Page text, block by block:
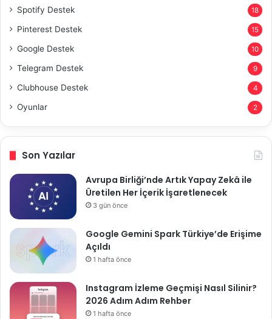
Spotify Destek 18
Pinterest Destek 15
Google Destek 10
Telegram Destek 9
Clubhouse Destek 4
Oyunlar 2
Son Yazılar
Avrupa Birliği’nde Artık Yapay Zekâ ile
Üretilen Her İçerik İşaretlenecek
3 gün önce
Google Gemini Spark Türkiye’de Erişime
Açıldı
1 hafta önce
Instagram İzleme Geçmişi Nasıl Silinir?
2026 Adım Adım Rehber
1 hafta önce